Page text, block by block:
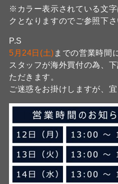
※カラー表示されている文
クとなりますのでご参照下さ
P.S
5月24日(土) までの営業時間
スタッフが海外買付の為、
ただきます。
ご迷惑をお掛けしますが、